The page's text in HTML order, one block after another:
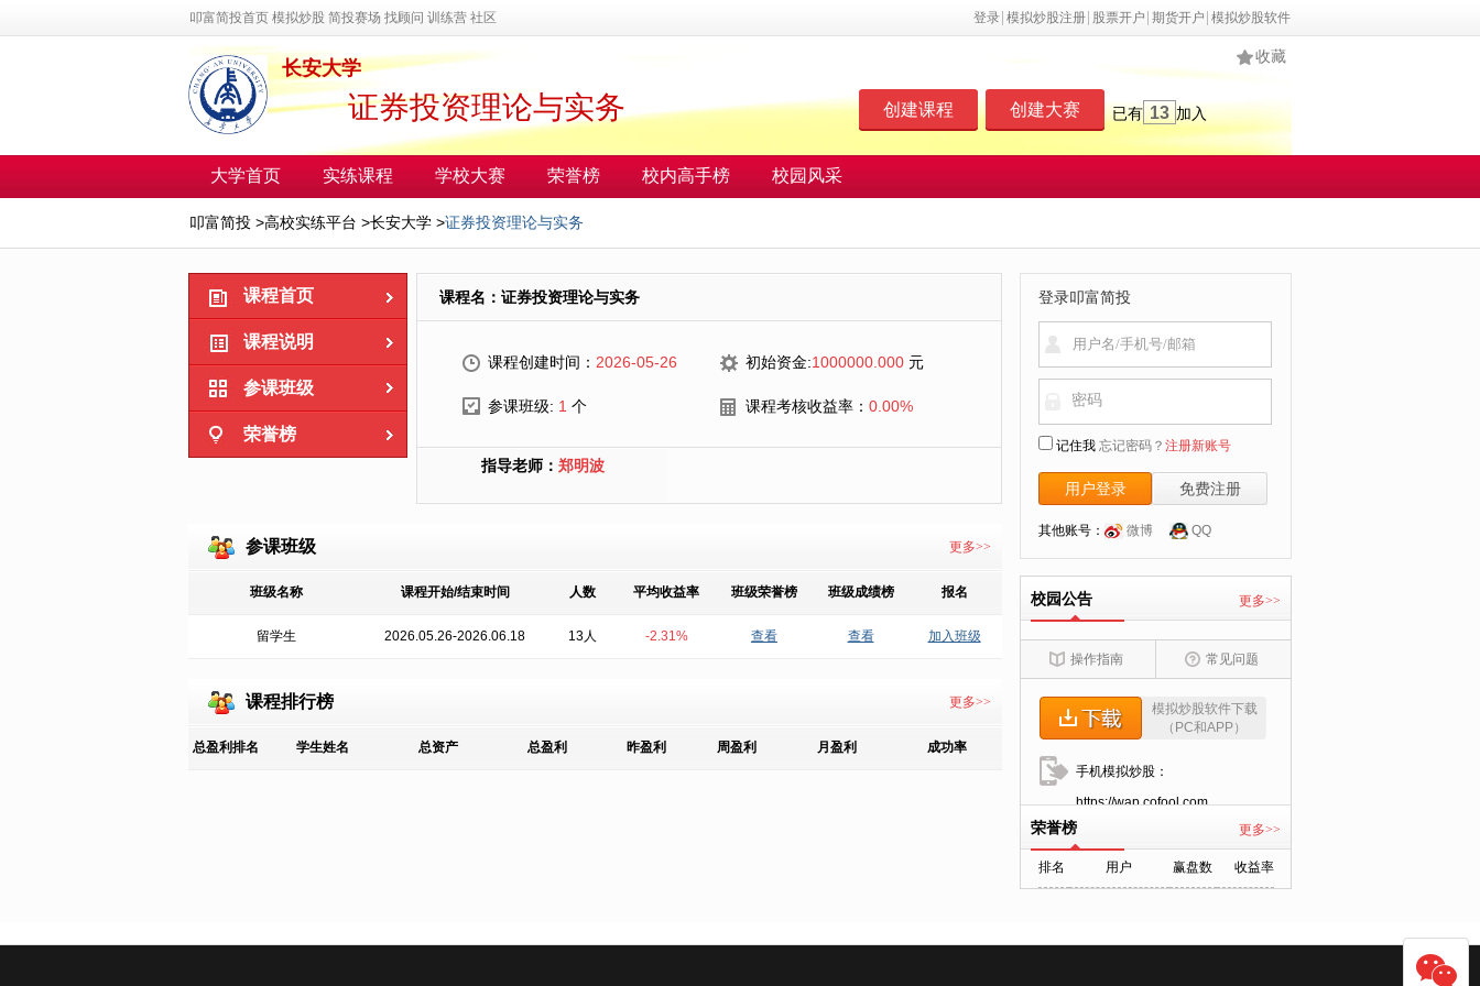
叩富简投首页 模拟炒股 简投赛场 找顾问 训练营 社区 登录 模拟炒股注册 股票开户 期货开户 模拟炒股软件
长安大学
证券投资理论与实务
收藏
创建课程 创建大赛 已有 13 加入
大学首页 实练课程 学校大赛 荣誉榜 校内高手榜 校园风采
叩富简投 >高校实练平台 >长安大学 >证券投资理论与实务
课程首页
课程说明
参课班级
荣誉榜
课程名：证券投资理论与实务
课程创建时间： 2026-05-26 初始资金:1000000.000 元
参课班级: 1 个 课程考核收益率： 0.00%
指导老师： 郑明波
参课班级 更多>>
班级名称 课程开始/结束时间 人数 平均收益率 班级荣誉榜 班级成绩榜 报名
留学生 2026.05.26-2026.06.18 13人 -2.31% 查看 查看 加入班级
课程排行榜 更多>>
总盈利排名 学生姓名 总资产 总盈利 昨盈利 周盈利 月盈利 成功率
登录叩富简投
密码
记住我 忘记密码？ 注册新账号
其他账号： 微博 QQ
校园公告 更多>>
操作指南 常见问题
模拟炒股软件下载
（PC和APP）
手机模拟炒股：
https://wap.cofool.com
荣誉榜 更多>>
排名 用户 赢盘数 收益率